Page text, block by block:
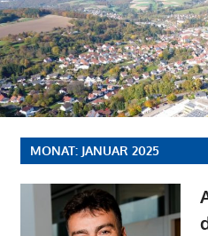
MONAT: JANUAR 2025